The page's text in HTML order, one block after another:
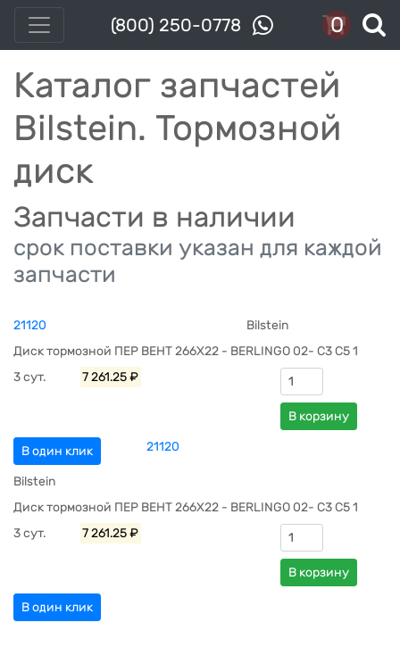
(800) 250-0778 0
Каталог запчастей
Bilstein. Тормозной
диск
Запчасти в наличии
срок поставки указан для каждой
запчасти
21120
Bilstein
Диск тормозной ПЕР ВЕНТ 266X22 - BERLINGO 02- C3 C5 1
3 сут.
7 261.25 ₽
В корзину
В один клик 21120
Bilstein
Диск тормозной ПЕР ВЕНТ 266X22 - BERLINGO 02- C3 C5 1
3 сут.
7 261.25 ₽
В корзину
В один клик